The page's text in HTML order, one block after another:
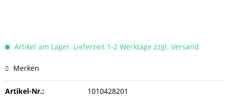
Artikel am Lager, Lieferzeit 1-2 Werktage zzgl. Versand
Merken
Artikel-Nr.: 1010428201